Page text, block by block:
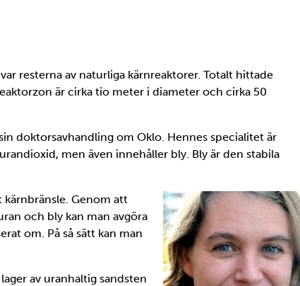
resterna av naturliga kärnreaktorer. Totalt hittade
är cirka tio meter i diameter och cirka 50
doktorsavhandling om Oklo. Hennes specialitet är
men även innehåller bly. Bly är den stabila
Genom att
och bly kan man avgöra
om. På så sätt kan man
av uranhaltig sandsten